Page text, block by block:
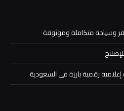
وسياحة متكاملة وموثوقة
رقمية بارزة في السعودية